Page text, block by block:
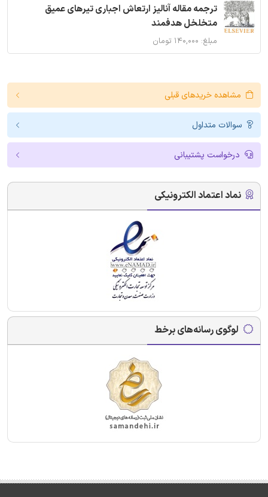
ترجمه مقاله آنالیز ارتعاش اجباری تیرهای عمیق
متخلخل هدفمند
مبلغ: ۱۴۰,۰۰۰ تومان
مشاهده خریدهای قبلی
سوالات متداول
درخواست پشتیبانی
نماد اعتماد الکترونیکی
لوگوی رسانه‌های برخط